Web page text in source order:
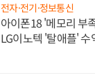
전자·전기·정보통신
아이폰18 '메모리 부
LG이노텍 '탈애플' 수